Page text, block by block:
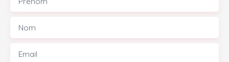
Nom
Email